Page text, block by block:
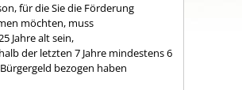
für die Sie die Förderung
möchten, muss
Jahre alt sein,
der letzten 7 Jahre mindestens 6
Bürgergeld bezogen haben